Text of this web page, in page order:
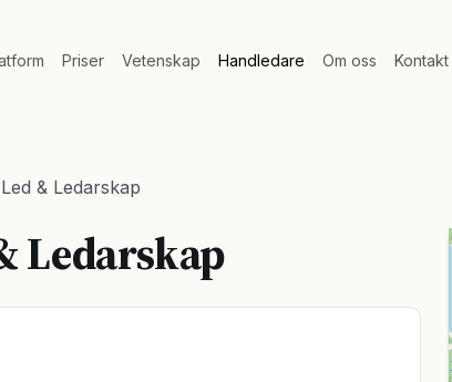
Priser Vetenskap Handledare Om oss Kontakt
& Ledarskap
Ledarskap